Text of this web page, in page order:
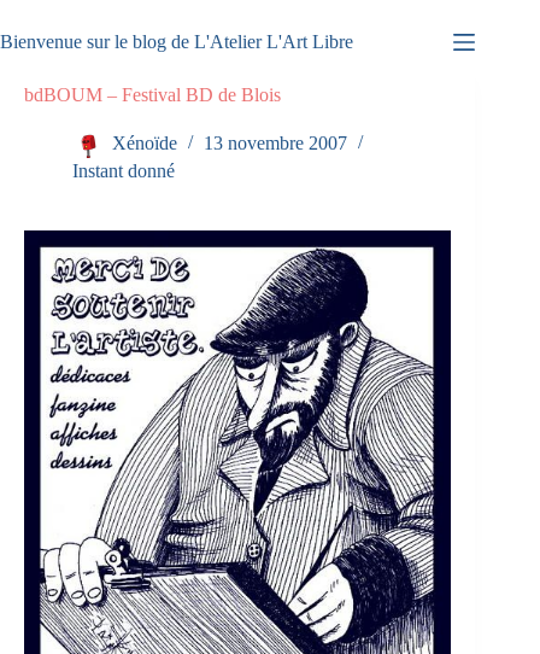
au
contenu
Bienvenue sur le blog de L'Atelier L'Art Libre
bdBOUM – Festival BD de Blois
Xénoïde
13 novembre 2007
Instant donné